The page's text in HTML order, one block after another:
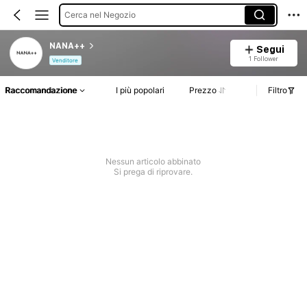
Cerca nel Negozio
NANA++
Venditore
Segui
1 Follower
Raccomandazione I più popolari Prezzo Filtro
Nessun articolo abbinato
Si prega di riprovare.